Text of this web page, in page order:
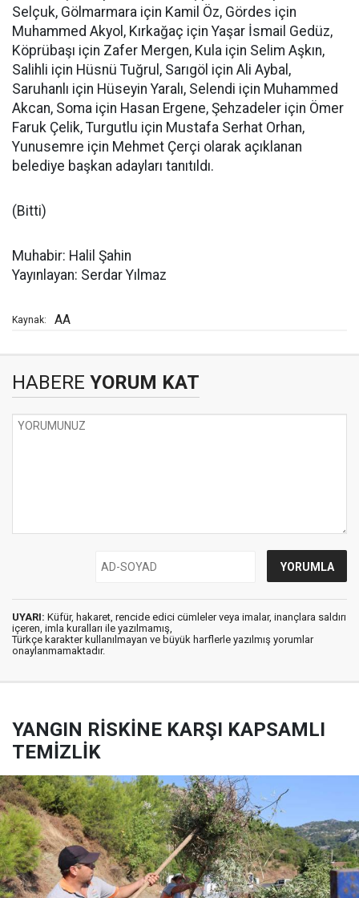
Selçuk, Gölmarmara için Kamil Öz, Gördes için
Muhammed Akyol, Kırkağaç için Yaşar İsmail Gedüz,
Köprübaşı için Zafer Mergen, Kula için Selim Aşkın,
Salihli için Hüsnü Tuğrul, Sarıgöl için Ali Aybal,
Saruhanlı için Hüseyin Yaralı, Selendi için Muhammed
Akcan, Soma için Hasan Ergene, Şehzadeler için Ömer
Faruk Çelik, Turgutlu için Mustafa Serhat Orhan,
Yunusemre için Mehmet Çerçi olarak açıklanan
belediye başkan adayları tanıtıldı.
(Bitti)
Muhabir: Halil Şahin
Yayınlayan: Serdar Yılmaz
Kaynak: AA
HABERE YORUM KAT
UYARI: Küfür, hakaret, rencide edici cümleler veya imalar, inançlara saldırı
içeren, imla kuralları ile yazılmamış,
Türkçe karakter kullanılmayan ve büyük harflerle yazılmış yorumlar
onaylanmamaktadır.
YANGIN RİSKİNE KARŞI KAPSAMLI
TEMİZLİK